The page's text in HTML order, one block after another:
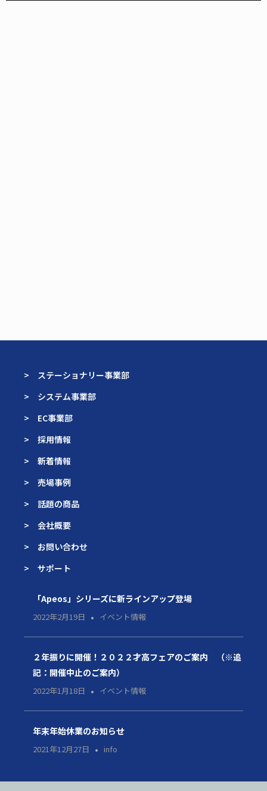
> ステーショナリー事業部
> システム事業部
> EC事業部
> 採用情報
> 新着情報
> 売場事例
> 話題の商品
> 会社概要
> お問い合わせ
> サポート
「Apeos」シリーズに新ラインアップ登場
2022年2月19日 イベント情報
２年振りに開催！２０２２才高フェアのご案内 （※追
記：開催中止のご案内）
2022年1月18日 イベント情報
年末年始休業のお知らせ
2021年12月27日 info